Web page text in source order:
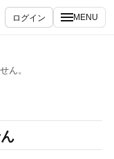
ログイン MENU
ん。